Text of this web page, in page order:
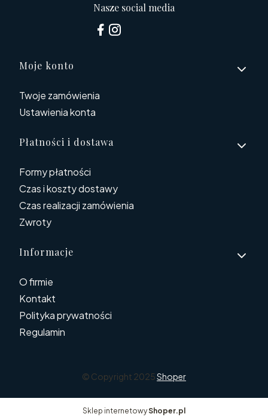
Nasze social media
Linki w stopce
Moje konto
Twoje zamówienia
Ustawienia konta
Płatności i dostawa
Formy płatności
Czas i koszty dostawy
Czas realizacji zamówienia
Zwroty
Informacje
O firmie
Kontakt
Polityka prywatności
Regulamin
© Copyright 2025Shoper
Sklep internetowyShoper.pl